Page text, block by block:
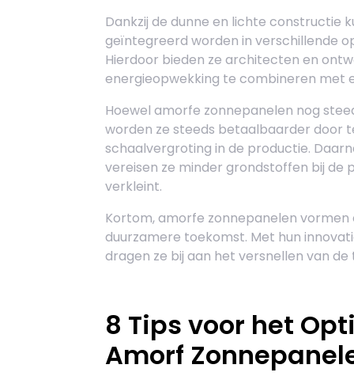
Dankzij de dunne en lichte constructie
geïntegreerd worden in verschillende
Hierdoor bieden ze architecten en
energieopwekking te combineren met
Hoewel amorfe zonnepanelen nog
worden ze steeds betaalbaarder door
schaalvergroting in de productie.
vereisen ze minder grondstoffen bij de
verkleint.
Kortom, amorfe zonnepanelen
duurzamere toekomst. Met hun
dragen ze bij aan het versnellen van
8 Tips voor het
Amorf